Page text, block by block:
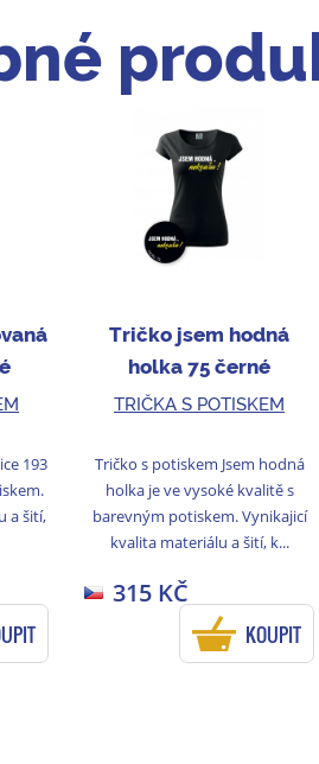
193
a šití,
Tričko jsem hodná
holka 75 černé
TRIČKA S POTISKEM
Tričko s potiskem Jsem hodná
holka je ve vysoké kvalitě s
barevným potiskem. Vynikajicí
kvalita materiálu a šití, k...
315 KČ
KOUPIT